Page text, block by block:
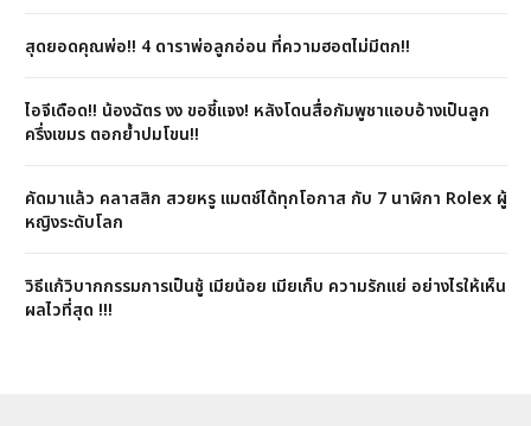
สุดยอดคุณพ่อ!! 4 ดาราพ่อลูกอ่อน ที่ความฮอตไม่มีตก!!
ไอจีเดือด!! น้องฉัตร งง ขอชี้แจง! หลังโดนสื่อกัมพูชาแอบอ้างเป็นลูก
ครึ่งเขมร ตอกย้ำปมโขน!!
คัดมาแล้ว คลาสสิก สวยหรู แมตช์ได้ทุกโอกาส กับ 7 นาฬิกา Rolex ผู้
หญิงระดับโลก
วิธีแก้วิบากกรรมการเป็นชู้ เมียน้อย เมียเก็บ ความรักแย่ อย่างไรให้เห็น
ผลไวที่สุด !!!